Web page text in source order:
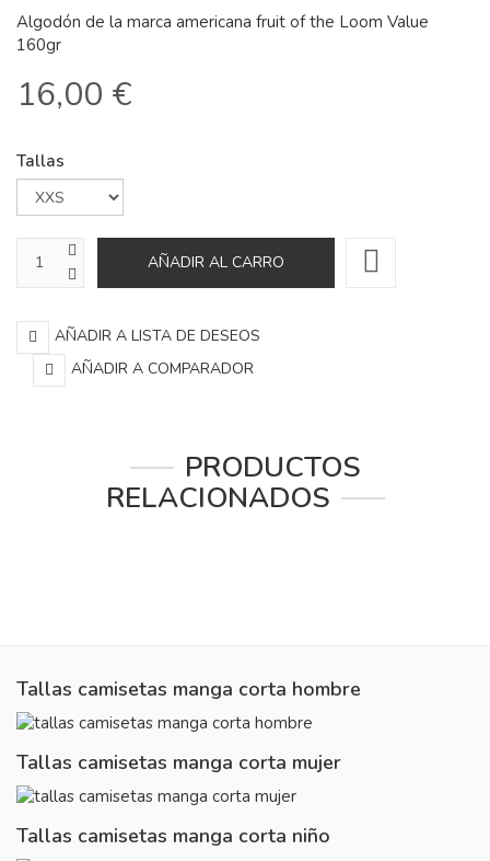
Algodón de la marca americana fruit of the Loom Value
160gr
16,00 €
Tallas
AÑADIR A LISTA DE DESEOS
AÑADIR A COMPARADOR
PRODUCTOS
RELACIONADOS
Tallas camisetas manga corta hombre
Tallas camisetas manga corta mujer
Tallas camisetas manga corta niño